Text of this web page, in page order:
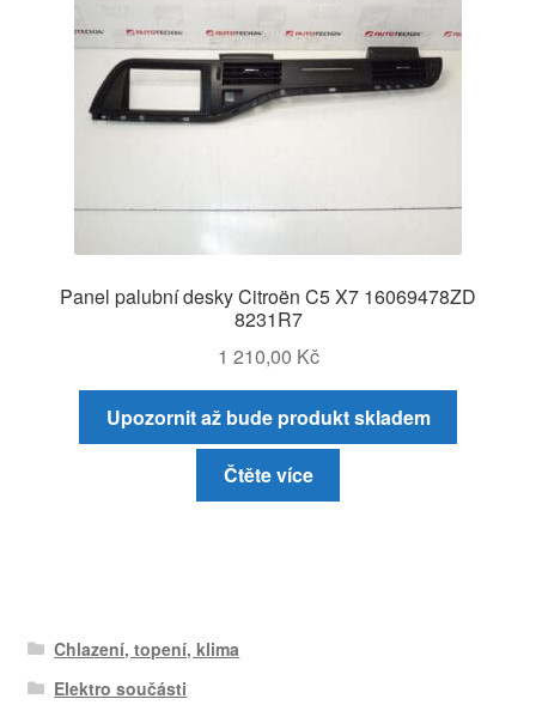
Panel palubní desky Citroën C5 X7 16069478ZD
8231R7
1 210,00 Kč
Upozornit až bude produkt skladem
Čtěte více
Chlazení, topení, klima
Elektro součásti